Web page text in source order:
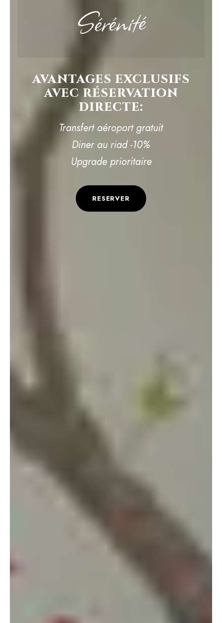
Sérénité
AVANTAGES EXCLUSIFS
AVEC RÉSERVATION
DIRECTE:
Transfert aéroport gratuit
Diner au riad -10%
Upgrade prioritaire
RESERVER